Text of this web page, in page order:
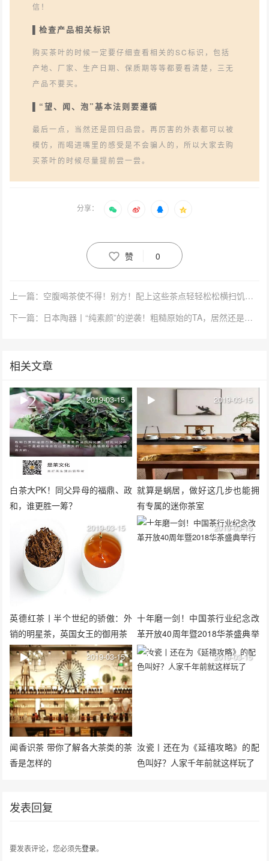
信！
▌检查产品相关标识
购买茶叶的时候一定要仔细查看相关的SC标识，包括
产地、厂家、生产日期、保质期等等都要看清楚，三无
产品不要买。
▌“望、闻、泡”基本法则要遵循
最后一点，当然还是回归品尝。再厉害的外表都可以被
模仿，而喝进嘴里的感受是不会骗人的，所以大家去购
买茶叶的时候尽量提前尝一尝。
分享：
赞 0
上一篇：空腹喝茶使不得！别方！配上这些茶点轻轻松松横扫饥饿！
下一篇：日本陶器丨“纯素颜”的逆袭！粗糙原始的TA，居然还是香饽饽
相关文章
白茶大PK！同父异母的福鼎、政
和，谁更胜一筹？
2019-03-15
就算是蜗居，做好这几步也能拥
有专属的迷你茶室
2019-03-15
英德红茶丨半个世纪的骄傲：外
销的明星茶，英国女王的御用茶
2019-03-15
十年磨一剑！中国茶行业纪念改
革开放40周年暨2018华茶盛典举
行
2019-03-15
闻香识茶 带你了解各大茶类的茶
香是怎样的
2019-03-15
汝瓷丨还在为《延禧攻略》的配
色叫好？人家千年前就这样玩了
2019-03-15
发表回复
要发表评论，您必须先登录。